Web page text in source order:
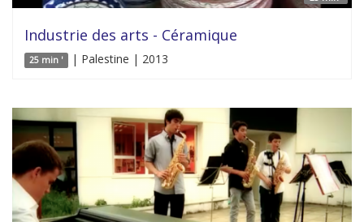
Industrie des arts - Céramique
25 min ' | Palestine | 2013